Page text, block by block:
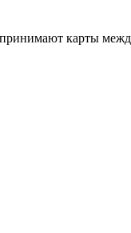
принимают карты